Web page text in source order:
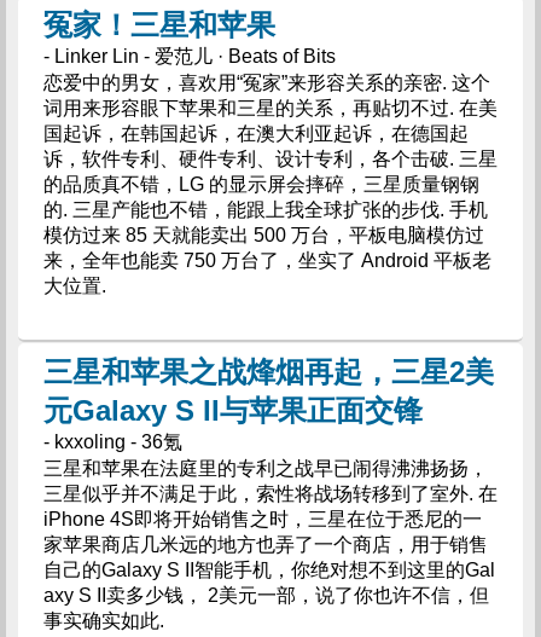
冤家！三星和苹果
- Linker Lin - 爱范儿 · Beats of Bits
恋爱中的男女，喜欢用“冤家”来形容关系的亲密. 这个
词用来形容眼下苹果和三星的关系，再贴切不过. 在美
国起诉，在韩国起诉，在澳大利亚起诉，在德国起
诉，软件专利、硬件专利、设计专利，各个击破. 三星
的品质真不错，LG 的显示屏会摔碎，三星质量钢钢
的. 三星产能也不错，能跟上我全球扩张的步伐. 手机
模仿过来 85 天就能卖出 500 万台，平板电脑模仿过
来，全年也能卖 750 万台了，坐实了 Android 平板老
大位置.
三星和苹果之战烽烟再起，三星2美
元Galaxy S II与苹果正面交锋
- kxxoling - 36氪
三星和苹果在法庭里的专利之战早已闹得沸沸扬扬，
三星似乎并不满足于此，索性将战场转移到了室外. 在
iPhone 4S即将开始销售之时，三星在位于悉尼的一
家苹果商店几米远的地方也弄了一个商店，用于销售
自己的Galaxy S II智能手机，你绝对想不到这里的Gal
axy S II卖多少钱， 2美元一部，说了你也许不信，但
事实确实如此.